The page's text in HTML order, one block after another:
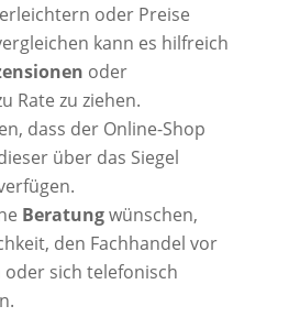
oder Preise
kann es hilfreich
oder
Rate zu ziehen.
dass der Online-Shop
über das Siegel
Beratungwünschen,
den Fachhandel vor
sich telefonisch